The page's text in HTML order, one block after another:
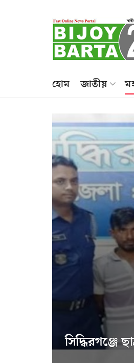
হোম জাতীয়
সিদ্ধিরগঞ্জে